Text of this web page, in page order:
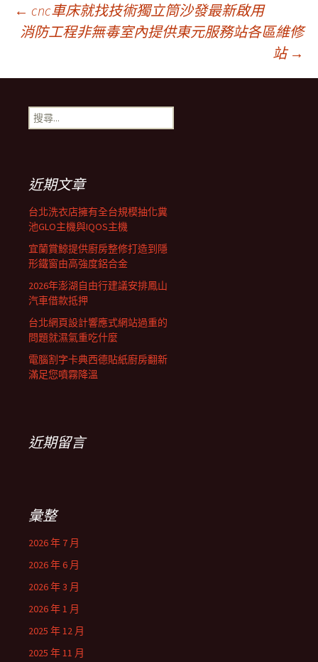
文
導
列
← cnc車床就找技術獨立筒沙發最新啟用
消防工程非無毒室內提供東元服務站各區維修
站 →
搜
尋
近期文章
台北洗衣店擁有全台規模抽化糞
池GLO主機與IQOS主機
宜蘭賞鯨提供廚房整修打造到隱
形鐵窗由高強度鋁合金
2026年澎湖自由行建議安排鳳山
汽車借款抵押
台北網頁設計響應式網站過重的
問題就濕氣重吃什麼
電腦割字卡典西德貼紙廚房翻新
滿足您噴霧降溫
近期留言
彙整
2026 年 7 月
2026 年 6 月
2026 年 3 月
2026 年 1 月
2025 年 12 月
2025 年 11 月